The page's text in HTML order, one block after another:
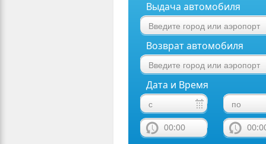
Выдача автомобиля
Возврат автомобиля
Дата и Время
00:00